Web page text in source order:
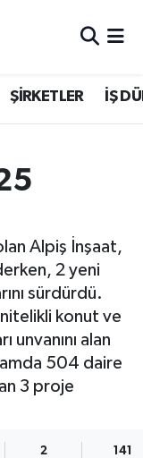
ŞİRKETLER İŞ
Alpiş İnşaat,
2 yeni
sürdürdü.
nitelikli konut ve
alan
504 daire
3 proje
2 141